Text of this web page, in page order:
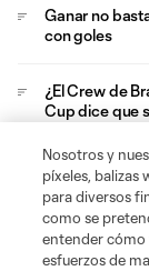
Ganar no
con goles
¿El Crew de
Cup dice que
Chucky
LA Galaxy
Nosotros y
píxeles, balizas
para diversos
como se
entender cómo
esfuerzos de